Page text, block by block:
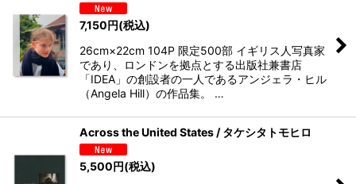
7,150円(税込)
26cm×22cm 104P 限定500部 イギリス人写真家
であり、ロンドンを拠点とする出版社兼書店
「IDEA」の創設者の一人であるアンジェラ・ヒル
（Angela Hill）の作品集。 …
Across the United States / タケシタトモヒロ
5,500円(税込)